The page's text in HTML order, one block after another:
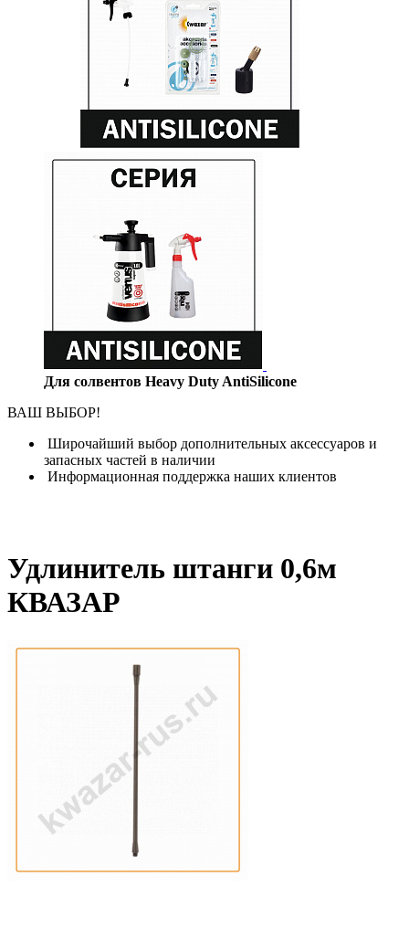
Для солвентов Heavy Duty AntiSilicone
ВАШ ВЫБОР!
Широчайший выбор дополнительных аксессуаров и
запасных частей в наличии
Информационная поддержка наших клиентов
Удлинитель штанги 0,6м
КВАЗАР